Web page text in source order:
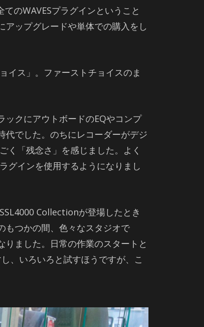
のWAVESプラグインということ
ップグレードや単体での購入をし
イス」。ファーストチョイスのま
クにアウトボードのEQやコンプ
代でした。のちにレコーダーがデジ
く「残念さ」を感じました。よく
グインを使用するようになりまし
Collectionが登場したとき
もつかの間、色々なスタジオで
ました。日常の作業のスタートと
、いろいろと試すほうですが、こ